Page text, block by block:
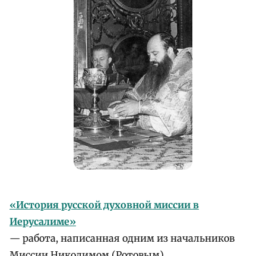
«История русской духовной миссии в
Иерусалиме»
— работа, написанная одним из начальников